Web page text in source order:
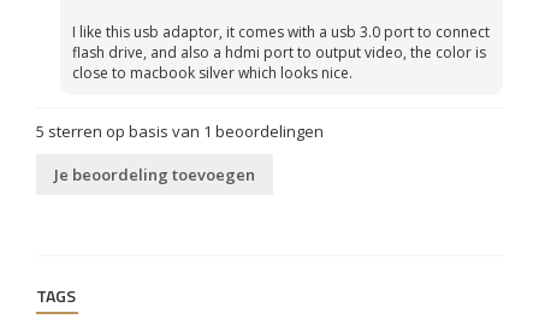
I like this usb adaptor, it comes with a usb 3.0 port to connect
flash drive, and also a hdmi port to output video, the color is
close to macbook silver which looks nice.
5 sterren op basis van 1 beoordelingen
Je beoordeling toevoegen
TAGS